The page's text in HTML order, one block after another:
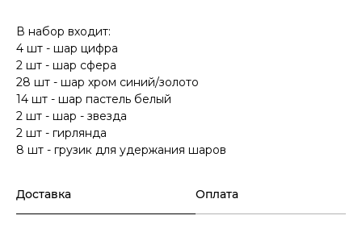
В набор входит:
4 шт - шар цифра
2 шт - шар сфера
28 шт - шар хром синий/золото
14 шт - шар пастель белый
2 шт - шар - звезда
2 шт - гирлянда
8 шт - грузик для удержания шаров
Доставка Оплата